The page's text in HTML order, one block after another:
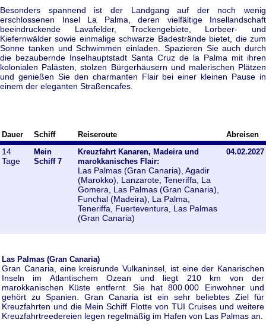
Besonders spannend ist der Landgang auf der noch wenig
erschlossenen Insel La Palma, deren vielfältige Insellandschaft
beeindruckende Lavafelder, Trockengebiete, Lorbeer- und
Kiefernwälder sowie einmalige schwarze Badestrände bietet, die zum
Sonne tanken und Schwimmen einladen. Spazieren Sie auch durch
die bezaubernde Inselhauptstadt Santa Cruz de la Palma mit ihren
kolonialen Palästen, stolzen Bürgerhäusern und malerischen Plätzen
und genießen Sie den charmanten Flair bei einer kleinen Pause in
einem der eleganten Straßencafes.
Dauer Schiff Reiseroute Abreisen
14
Tage
Mein
Schiff 7
Kreuzfahrt Kanaren, Madeira und
marokkanisches Flair:
Las Palmas (Gran Canaria), Agadir
(Marokko), Lanzarote, Teneriffa, La
Gomera, Las Palmas (Gran Canaria),
Funchal (Madeira), La Palma,
Teneriffa, Fuerteventura, Las Palmas
(Gran Canaria)
04.02.2027
Las Palmas (Gran Canaria)
Gran Canaria, eine kreisrunde Vulkaninsel, ist eine der Kanarischen
Inseln im Atlantischem Ozean und liegt 210 km von der
marokkanischen Küste entfernt. Sie hat 800.000 Einwohner und
gehört zu Spanien. Gran Canaria ist ein sehr beliebtes Ziel für
Kreuzfahrten und die Mein Schiff Flotte von TUI Cruises und weitere
Kreuzfahrtreedereien legen regelmäßig im Hafen von Las Palmas an.